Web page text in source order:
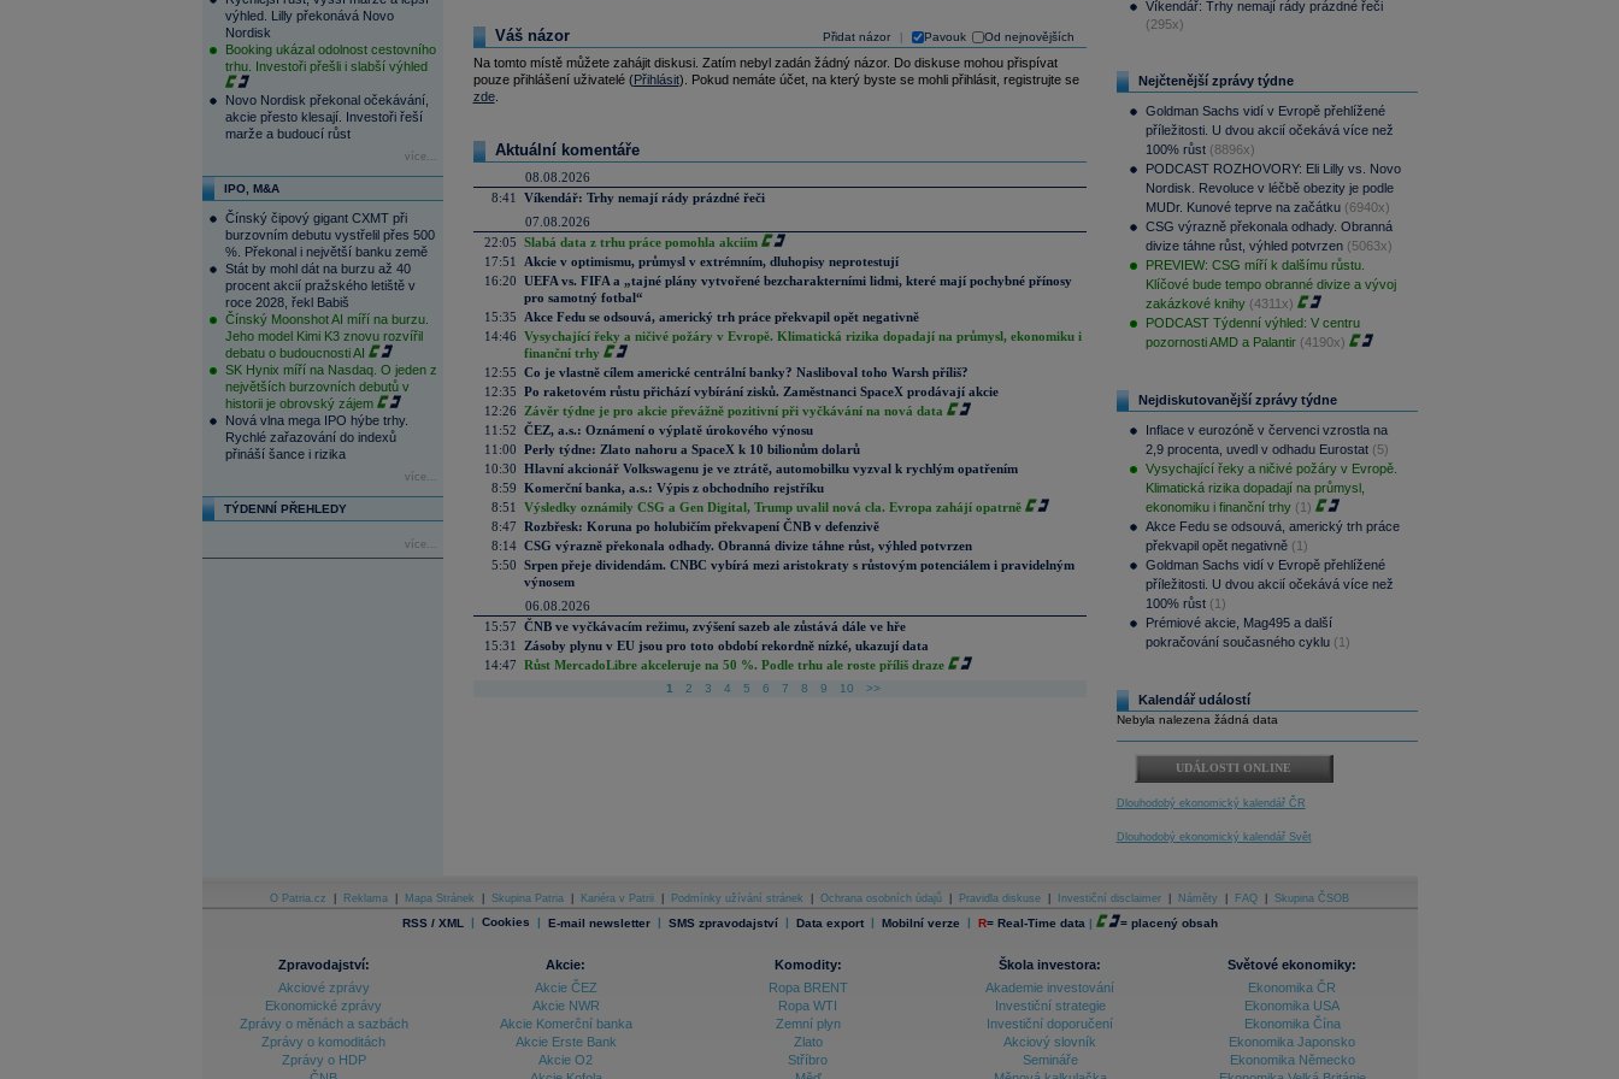
výhled. Lilly překonává Novo
Nordisk
Booking ukázal odolnost cestovního
trhu. Investoři přešli i slabší výhled
Novo Nordisk překonal očekávání,
akcie přesto klesají. Investoři řeší
marže a budoucí růst
více...
IPO, M&A
Čínský čipový gigant CXMT při
burzovním debutu vystřelil přes 500
%. Překonal i největší banku země
Stát by mohl dát na burzu až 40
procent akcií pražského letiště v
roce 2028, řekl Babiš
Čínský Moonshot AI míří na burzu.
Jeho model Kimi K3 znovu rozvířil
debatu o budoucnosti AI
SK Hynix míří na Nasdaq. O jeden z
největších burzovních debutů v
historii je obrovský zájem
Nová vlna mega IPO hýbe trhy.
Rychlé zařazování do indexů
přináší šance i rizika
více...
TÝDENNÍ PŘEHLEDY
více...
Přidat názor Pavouk Od nejnovějších
Váš názor
Na tomto místě můžete zahájit diskusi. Zatím nebyl zadán žádný názor. Do diskuse mohou přispívat
pouze přihlášení uživatelé (Přihlásit). Pokud nemáte účet, na který byste se mohli přihlásit, registrujte se
zde.
Aktuální komentáře
08.08.2026
8:41
Víkendář: Trhy nemají rády prázdné řeči
07.08.2026
22:05 Slabá data z trhu práce pomohla akciím
17:51
Akcie v optimismu, průmysl v extrémním, dluhopisy neprotestují
16:20 UEFA vs. FIFA a „tajné plány vytvořené bezcharakterními lidmi, které mají pochybné přínosy
pro samotný fotbal“
15:35
Akce Fedu se odsouvá, americký trh práce překvapil opět negativně
14:46 Vysychající řeky a ničivé požáry v Evropě. Klimatická rizika dopadají na průmysl, ekonomiku i
finanční trhy
12:55 Co je vlastně cílem americké centrální banky? Nasliboval toho Warsh příliš?
12:35 Po raketovém růstu přichází vybírání zisků. Zaměstnanci SpaceX prodávají akcie
12:26
Závěr týdne je pro akcie převážně pozitivní při vyčkávání na nová data
11:52 ČEZ, a.s.: Oznámení o výplatě úrokového výnosu
11:00 Perly týdne: Zlato nahoru a SpaceX k 10 bilionům dolarů
10:30 Hlavní akcionář Volkswagenu je ve ztrátě, automobilku vyzval k rychlým opatřením
8:59 Komerční banka, a.s.: Výpis z obchodního rejstříku
8:51
Výsledky oznámily CSG a Gen Digital, Trump uvalil nová cla. Evropa zahájí opatrně
8:47 Rozbřesk: Koruna po holubičím překvapení ČNB v defenzivě
8:14 CSG výrazně překonala odhady. Obranná divize táhne růst, výhled potvrzen
5:50 Srpen přeje dividendám. CNBC vybírá mezi aristokraty s růstovým potenciálem i pravidelným
výnosem
06.08.2026
15:57 ČNB ve vyčkávacím režimu, zvýšení sazeb ale zůstává dále ve hře
15:31
Zásoby plynu v EU jsou pro toto období rekordně nízké, ukazují data
14:47 Růst MercadoLibre akceleruje na 50 %. Podle trhu ale roste příliš draze
1 2 3 4 5 6 7 8 9 10 >>
Víkendář: Trhy nemají rády prázdné řeči
(295x)
Nejčtenější zprávy týdne
Goldman Sachs vidí v Evropě přehlížené
příležitosti. U dvou akcií očekává více než
100% růst (8896x)
PODCAST ROZHOVORY: Eli Lilly vs. Novo
Nordisk. Revoluce v léčbě obezity je podle
MUDr. Kunové teprve na začátku (6940x)
CSG výrazně překonala odhady. Obranná
divize táhne růst, výhled potvrzen (5063x)
PREVIEW: CSG míří k dalšímu růstu.
Klíčové bude tempo obranné divize a vývoj
zakázkové knihy (4311x)
PODCAST Týdenní výhled: V centru
pozornosti AMD a Palantir (4190x)
Nejdiskutovanější zprávy týdne
Inflace v eurozóně v červenci vzrostla na
2,9 procenta, uvedl v odhadu Eurostat (5)
Vysychající řeky a ničivé požáry v Evropě.
Klimatická rizika dopadají na průmysl,
ekonomiku i finanční trhy (1)
Akce Fedu se odsouvá, americký trh práce
překvapil opět negativně (1)
Goldman Sachs vidí v Evropě přehlížené
příležitosti. U dvou akcií očekává více než
100% růst (1)
Prémiové akcie, Mag495 a další
pokračování současného cyklu (1)
Kalendář událostí
Nebyla nalezena žádná data
UDÁLOSTI ONLINE
Dlouhodobý ekonomický kalendář ČR
Dlouhodobý ekonomický kalendář Svět
O Patria.cz Reklama Mapa Stránek Skupina Patria Kariéra v Patrii Podmínky užívání stránek Ochrana osobních údajů Pravidla diskuse Investiční disclaimer Náměty FAQ Skupina ČSOB
RSS / XML | Cookies | E-mail newsletter | SMS zpravodajství | Data export | Mobilní verze | R= Real-Time data | = placený obsah
Zpravodajství:
Akciové zprávy
Ekonomické zprávy
Zprávy o měnách a sazbách
Zprávy o komoditách
Zprávy o HDP
Akcie:
Akcie ČEZ
Akcie NWR
Akcie Komerční banka
Akcie Erste Bank
Akcie O2
Komodity:
Ropa BRENT
Ropa WTI
Zemní plyn
Zlato
Stříbro
Škola investora:
Akademie investování
Investiční strategie
Investiční doporučení
Akciový slovník
Semináře
Světové ekonomiky:
Ekonomika ČR
Ekonomika USA
Ekonomika Čína
Ekonomika Japonsko
Ekonomika Německo